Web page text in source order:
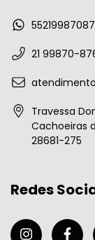
21 99870-
Travessa
Cachoeiras
28681-275
Redes